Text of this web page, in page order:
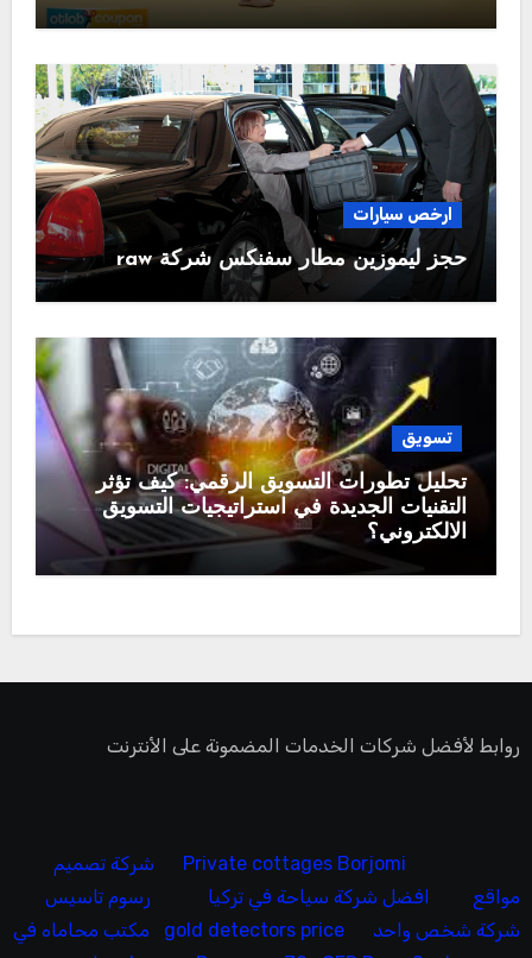
ارخص سيارات
حجز ليموزين مطار سفنكس شركة raw
تسويق
تحليل تطورات التسويق الرقمي: كيف تؤثر
التقنيات الجديدة في استراتيجيات التسويق
الالكتروني؟
روابط لأفضل شركات الخدمات المضمونة على الأنترنت
Private cottages Borjomi
شركة تصميم
مواقع
افضل شركة سياحة في تركيا
رسوم تاسيس
شركة شخص واحد
gold detectors price
مكتب محاماه في